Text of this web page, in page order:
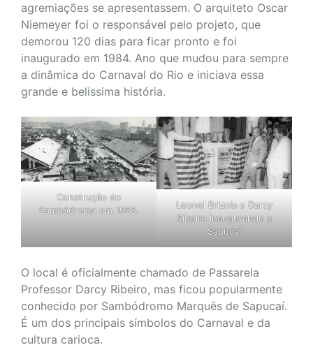
agremiações se apresentassem. O arquiteto Oscar
Niemeyer foi o responsável pelo projeto, que
demorou 120 dias para ficar pronto e foi
inaugurado em 1984. Ano que mudou para sempre
a dinâmica do Carnaval do Rio e iniciava essa
grande e belíssima história.
Construção do
Sambódromo em 1983.
Leonel Brizola e Darcy
Ribeiro inaugurando a
Sapucaí
O local é oficialmente chamado de Passarela
Professor Darcy Ribeiro, mas ficou popularmente
conhecido por Sambódromo Marquês de Sapucaí.
É um dos principais símbolos do Carnaval e da
cultura carioca.